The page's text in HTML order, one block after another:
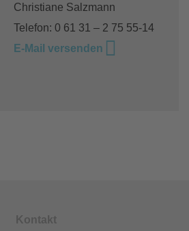
Christiane Salzmann
Telefon: 0 61 31 – 2 75 55-14
E-Mail versenden
Kontakt